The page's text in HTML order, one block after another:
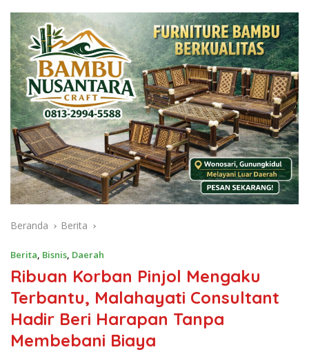
Beranda Berita
Berita, Bisnis, Daerah
Ribuan Korban Pinjol Mengaku
Terbantu, Malahayati Consultant
Hadir Beri Harapan Tanpa
Membebani Biaya